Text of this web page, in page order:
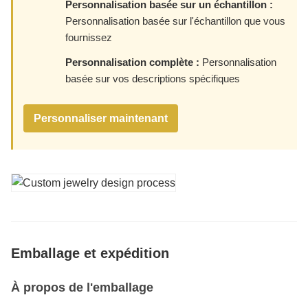
Personnalisation basée sur un échantillon :
Personnalisation basée sur l'échantillon que vous
fournissez
Personnalisation complète : Personnalisation
basée sur vos descriptions spécifiques
Personnaliser maintenant
Emballage et expédition
À propos de l'emballage